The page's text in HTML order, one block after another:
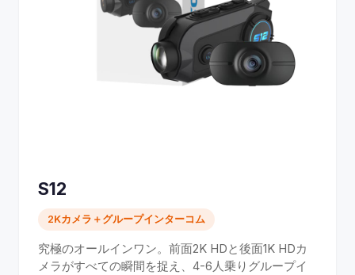
S12
2Kカメラ＋グループインターコム
究極のオールインワン。前面2K HDと後面1K HDカ
メラがすべての瞬間を捉え、4-6人乗りグループイ